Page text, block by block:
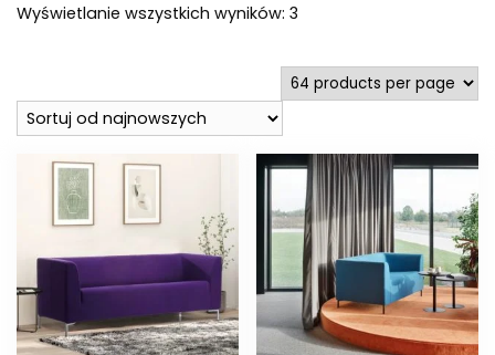
Wyświetlanie wszystkich wyników: 3
najnowszych